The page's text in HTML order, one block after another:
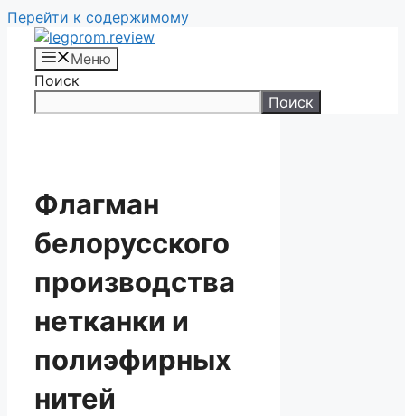
Перейти к содержимому
Меню
Поиск
Поиск
Флагман
белорусского
производства
нетканки и
полиэфирных
нитей